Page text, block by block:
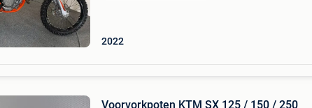
2022
Voorvorkpoten KTM SX 125 / 150 / 250